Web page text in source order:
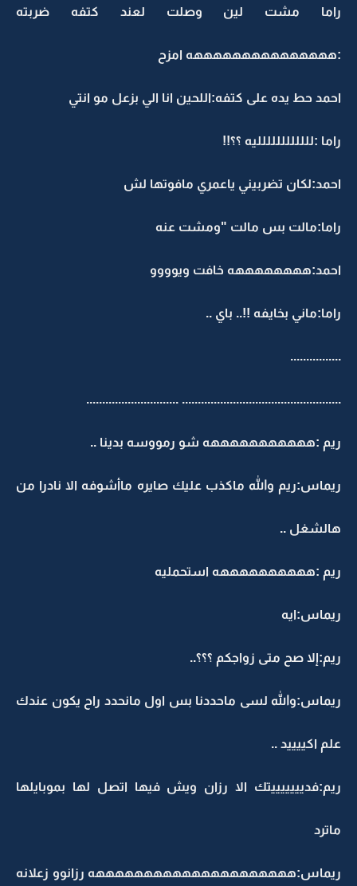
راما مشت لين وصلت لعند كتفه ضربته
:هههههههههههههههه امزح
احمد حط يده على كتفه:اللحين انا الي بزعل مو انتي
راما :لللللللللللليه ؟؟!!
احمد:لكان تضربيني ياعمري مافوتها لش
راما:مالت بس مالت "ومشت عنه
احمد:ههههههههه خافت ويوووو
راما:ماني بخايفه !!.. باي ..
................
.................................................. .............................
ريم :هههههههههههه شو رمووسه بدينا ..
ريماس:ريم والله ماكذب عليك صايره ماأشوفه الا نادرا من
هالشغل ..
ريم :ههههههههههه استحمليه
ريماس:ايه
ريم:إلا صح متى زواجكم ؟؟؟..
ريماس:والله لسى ماحددنا بس اول مانحدد راح يكون عندك
علم اكييييد ..
ريم:فديييييييتك الا رزان ويش فيها اتصل لها بموبايلها
ماترد
ريماس:هههههههههههههههههههههه رزانوو زعلانه